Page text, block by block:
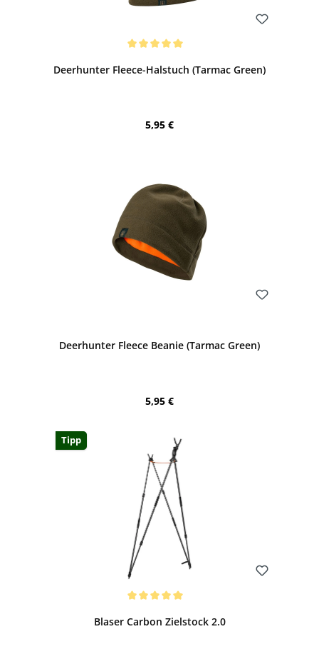
Deerhunter Fleece-Halstuch (Tarmac Green)
Regulärer Preis:
5,95 €
Deerhunter Fleece Beanie (Tarmac Green)
Regulärer Preis:
5,95 €
Tipp
Blaser Carbon Zielstock 2.0